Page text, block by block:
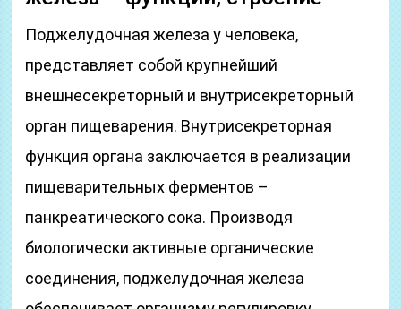
Поджелудочная железа у человека,
представляет собой крупнейший
внешнесекреторный и внутрисекреторный
орган пищеварения. Внутрисекреторная
функция органа заключается в реализации
пищеварительных ферментов –
панкреатического сока. Производя
биологически активные органические
соединения, поджелудочная железа